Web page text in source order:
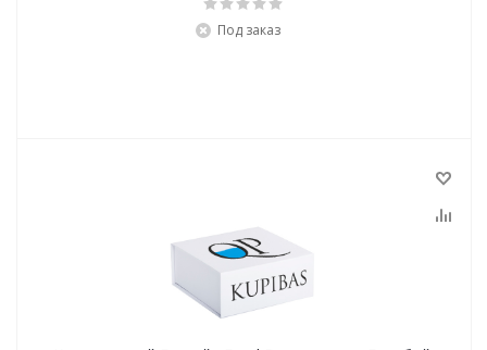
Под заказ